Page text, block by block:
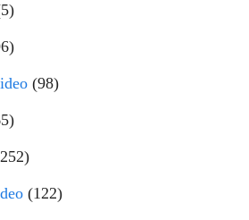
(98)
(122)